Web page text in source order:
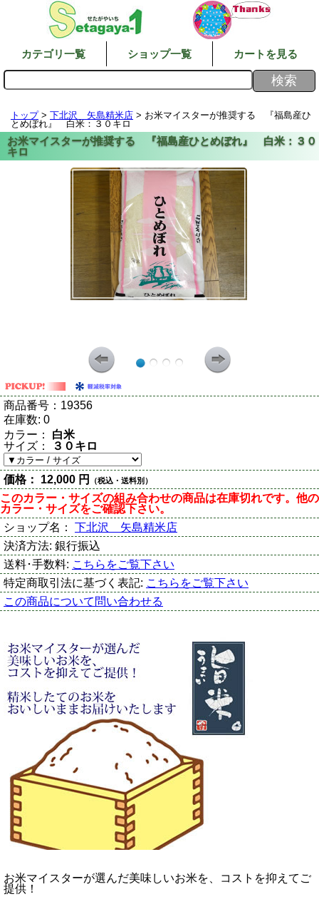
カテゴリ一覧 ショップ一覧 カートを見る
トップ> 下北沢 矢島精米店 > お米マイスターが推奨する 『福島産ひ
とめぼれ』 白米：３０キロ
商品番号： 19356
在庫数: 0
カラー：
白米
サイズ：
３０キロ
価格： 12,000 円 （税込・送料別）
このカラー・サイズの組み合わせの商品は在庫切れです。他の
カラー・サイズをご確認下さい。
ショップ名： 下北沢 矢島精米店
決済方法: 銀行振込
送料･手数料: こちらをご覧下さい
特定商取引法に基づく表記: こちらをご覧下さい
この商品について問い合わせる
お米マイスターが選んだ美味しいお米を、コストを抑えてご
提供！